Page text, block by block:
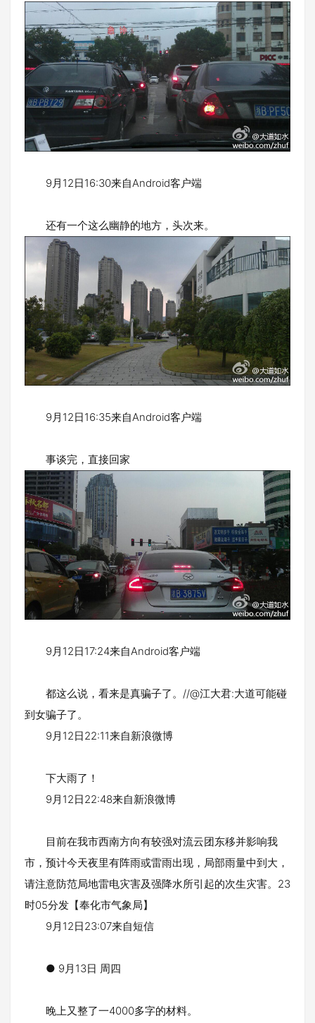
9月12日16:30来自Android客户端
还有一个这么幽静的地方，头次来。
9月12日16:35来自Android客户端
事谈完，直接回家
9月12日17:24来自Android客户端
都这么说，看来是真骗子了。//@江大君:大道可能碰
到女骗子了。
9月12日22:11来自新浪微博
下大雨了！
9月12日22:48来自新浪微博
目前在我市西南方向有较强对流云团东移并影响我
市，预计今天夜里有阵雨或雷雨出现，局部雨量中到大，
请注意防范局地雷电灾害及强降水所引起的次生灾害。23
时05分发【奉化市气象局】
9月12日23:07来自短信
● 9月13日 周四
晚上又整了一4000多字的材料。